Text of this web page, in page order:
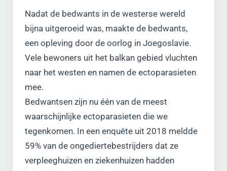
Nadat de bedwants in de westerse wereld
bijna uitgeroeid was, maakte de bedwants,
een opleving door de oorlog in Joegoslavie.
Vele bewoners uit het balkan gebied vluchten
naar het westen en namen de ectoparasieten
mee.
Bedwantsen zijn nu één van de meest
waarschijnlijke ectoparasieten die we
tegenkomen. In een enquête uit 2018 meldde
59% van de ongediertebestrijders dat ze
verpleeghuizen en ziekenhuizen hadden